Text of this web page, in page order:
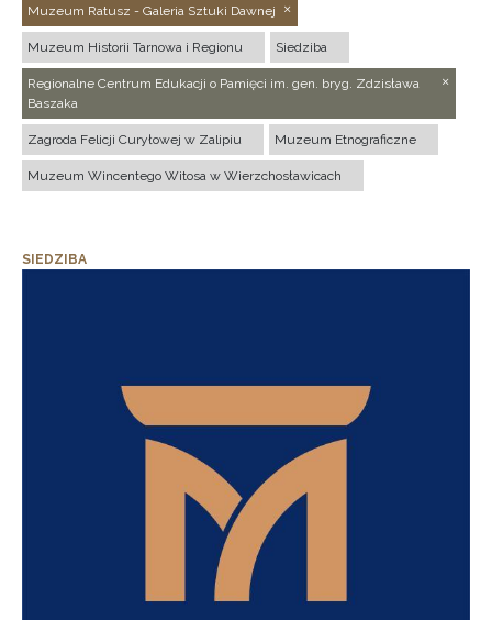
Muzeum Ratusz - Galeria Sztuki Dawnej
Muzeum Historii Tarnowa i Regionu Siedziba
Regionalne Centrum Edukacji o Pamięci im. gen. bryg. Zdzisława
Baszaka
Zagroda Felicji Curyłowej w Zalipiu Muzeum Etnograficzne
Muzeum Wincentego Witosa w Wierzchosławicach
SIEDZIBA